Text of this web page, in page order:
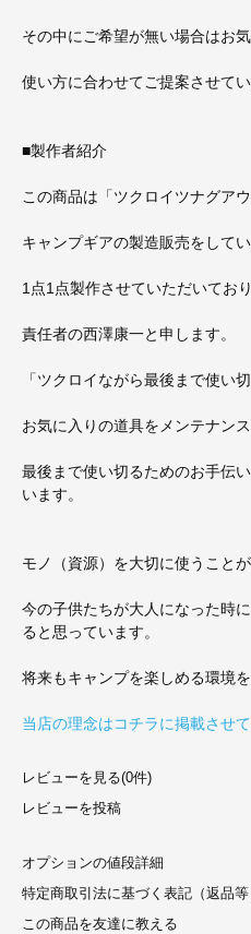
その中にご希望が無い場合はお
使い方に合わせてご提案させてい
■製作者紹介
この商品は「ツクロイツナグア
キャンプギアの製造販売をして
1点1点製作させていただいており
責任者の西澤康一と申します。
「ツクロイながら最後まで使い
お気に入りの道具をメンテナン
最後まで使い切るためのお手伝
います。
モノ（資源）を大切に使うことが
今の子供たちが大人になった時
ると思っています。
将来もキャンプを楽しめる環境
当店の理念はコチラに掲載させ
レビューを見る(0件)
レビューを投稿
オプションの値段詳細
特定商取引法に基づく表記（返品等
この商品を友達に教える